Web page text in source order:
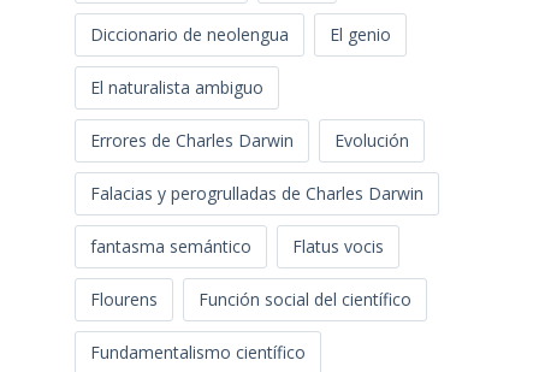
Diccionario de neolengua El genio
El naturalista ambiguo
Errores de Charles Darwin Evolución
Falacias y perogrulladas de Charles Darwin
fantasma semántico Flatus vocis
Flourens Función social del científico
Fundamentalismo científico